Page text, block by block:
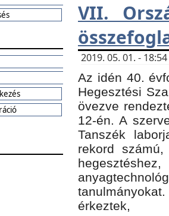
VII.
2019. 05. 01. -
Az idén 40.
Hegesztési
övezve
12-én. A
Tanszék
rekord
érkeztek,